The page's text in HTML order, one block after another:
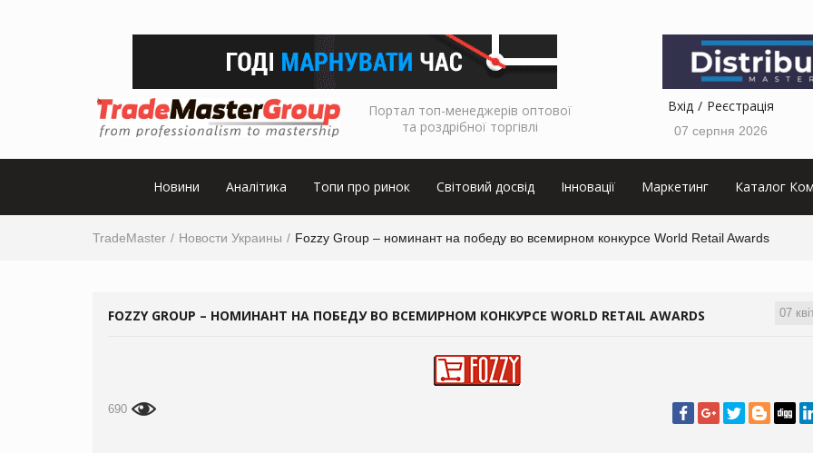
Портал топ-менеджерів оптової
та роздрібної торгівлі
Вхід Реєстрація
07 серпня 2026
Новини Аналітика Топи про ринок Світовий досвід Інновації Маркетинг Каталог
TradeMaster Новости Украины Fozzy Group – номинант на победу во всемирном конкурсе World Retail Awards
07
FOZZY GROUP – НОМИНАНТ НА ПОБЕДУ ВО ВСЕМИРНОМ КОНКУРСЕ WORLD RETAIL AWARDS
690